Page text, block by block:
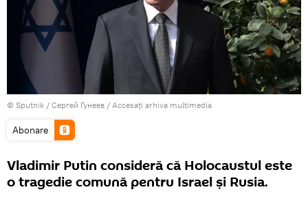
© Sputnik / Сергей Гунеев / Accesați arhiva multimedia
Abonare
Vladimir Putin consideră că Holocaustul este
o tragedie comună pentru Israel și Rusia.